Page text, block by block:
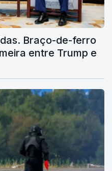
Braço-de-ferro
entre Trump e